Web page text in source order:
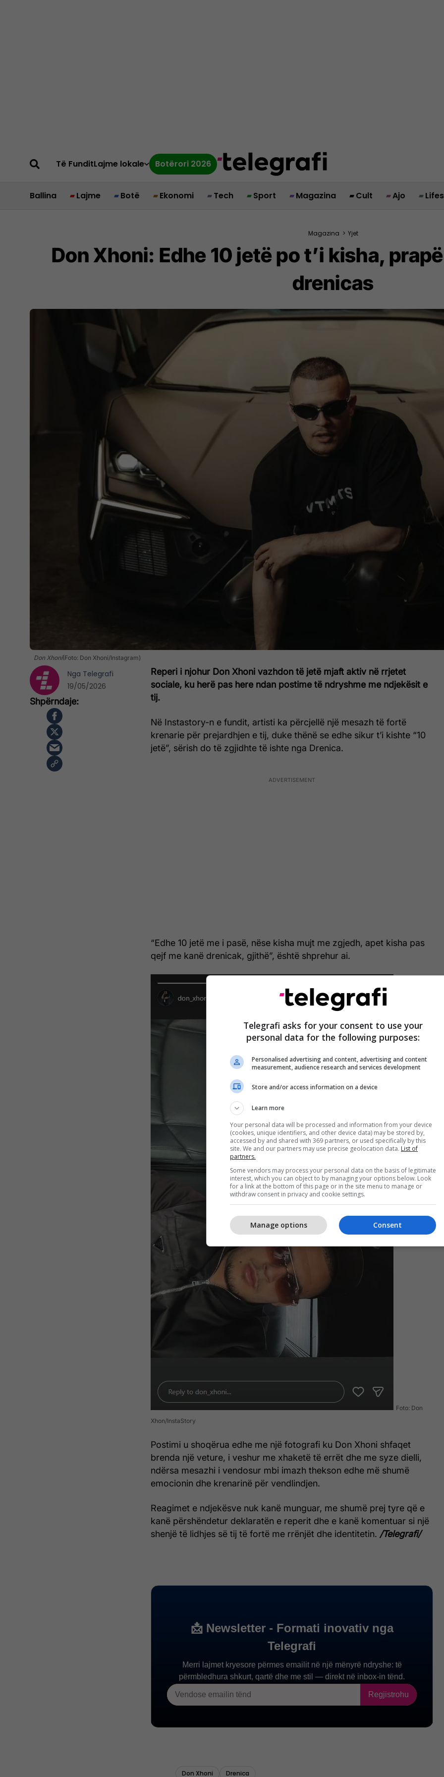
Të FunditLajme lokale Botërori 2026
Ballina Lajme Botë Ekonomi Tech Sport Magazina Cult Ajo
Magazina > Yjet
Don Xhoni: Edhe 10 jetë po t’i kisha,
drenicas
Don Xhoni(Foto: Don Xhoni/Instagram)
Reperi i njohur Don Xhoni vazhdon të jetë mjaft aktiv në rrjetet
sociale, ku herë pas here ndan postime të ndryshme me ndjekësit e
tij.
Në Instastory-n e fundit, artisti ka përcjellë një mesazh të fortë
krenarie për prejardhjen e tij, duke thënë se edhe sikur t’i kishte “10
jetë”, sërish do të zgjidhte të ishte nga Drenica.
“Edhe 10 jetë me i pasë, nëse kisha mujt me zgjedh, apet kisha pas
qejf me kanë drenicak, gjithë”, është shprehur ai.
Foto: Don
Xhon/InstaStory
Postimi u shoqërua edhe me një fotografi ku Don Xhoni shfaqet
brenda një veture, i veshur me xhaketë të errët dhe me syze dielli,
ndërsa mesazhi i vendosur mbi imazh thekson edhe më shumë
emocionin dhe krenarinë për vendlindjen.
Reagimet e ndjekësve nuk kanë munguar, me shumë prej tyre që e
kanë përshëndetur deklaratën e reperit dhe e kanë komentuar si një
shenjë të lidhjes së tij të fortë me rrënjët dhe identitetin. /Telegrafi/
Nga Telegrafi
19/05/2026
Telegrafi asks for your consent to use your
personal data for the following purposes:
Personalised advertising and content, advertising and content
measurement, audience research and services development
Store and/or access information on a device
Learn more
Your personal data will be processed and information from your device
(cookies, unique identifiers, and other device data) may be stored by,
accessed by and shared with 369 partners, or used specifically by this
site. We and our partners may use precise geolocation data. List of
partners.
Some vendors may process your personal data on the basis of legitimate
interest, which you can object to by managing your options below. Look
for a link at the bottom of this page or in the site menu to manage or
withdraw consent in privacy and cookie settings.
Consent
Manage options